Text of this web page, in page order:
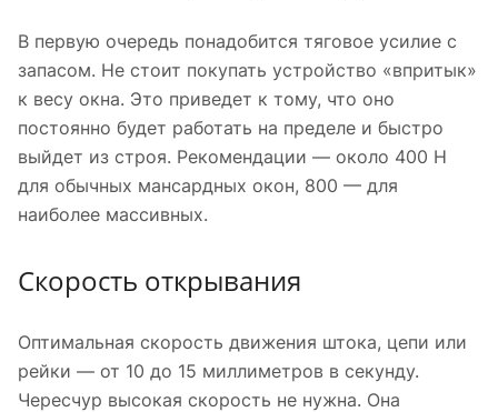
В первую очередь понадобится тяговое усилие с
запасом. Не стоит покупать устройство «впритык»
к весу окна. Это приведет к тому, что оно
постоянно будет работать на пределе и быстро
выйдет из строя. Рекомендации — около 400 Н
для обычных мансардных окон, 800 — для
наиболее массивных.
Скорость открывания
Оптимальная скорость движения штока, цепи или
рейки — от 10 до 15 миллиметров в секунду.
Чересчур высокая скорость не нужна. Она